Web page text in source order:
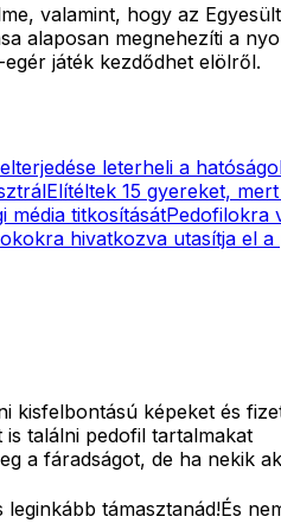
valamint, hogy az
alaposan megnehezíti a
játék kezdődhet elölről.
leterheli a
Elítéltek 15 gyereket,
média titkosításátPedofilokra
hivatkozva utasítja el
kisfelbontású képeket és
találni pedofil tartalmakat
a fáradságot, de ha nekik
támasztanád!És